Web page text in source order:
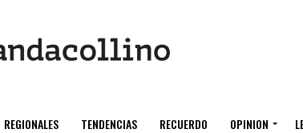
REGIONALES TENDENCIAS RECUERDO OPINION